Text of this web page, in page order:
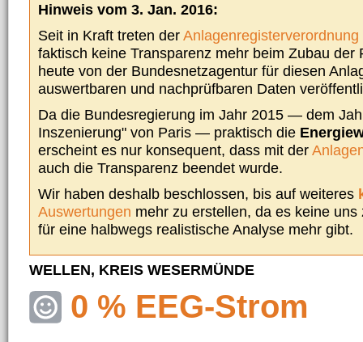
Hinweis vom 3. Jan. 2016:
Seit in Kraft treten derAnlagenregisterverordnung
faktisch keine Transparenz mehr beim Zubau der
heute von der Bundesnetzagentur für diesen
auswertbaren und nachprüfbaren Daten
Da die Bundesregierung im Jahr 2015 — dem
Inszenierung" von Paris — praktisch die
erscheint es nur konsequent, dass mit der
auch die Transparenz beendet wurde.
Wir haben deshalb beschlossen, bis auf weiteres
Auswertungen mehr zu erstellen, da es keine
für eine halbwegs realistische Analyse mehr gibt.
WELLEN, KREIS WESERMÜNDE
0 % EEG-Strom